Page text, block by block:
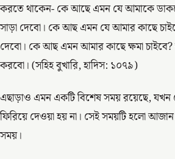
করতে থাকেন- কে আছে এমন যে আমাকে
সাড়া দেবো। কে আছ এমন যে আমার কাছে
দেবো। কে আছ এমন আমার কাছে ক্ষমা চাইবে?
করবো। (সহিহ বুখারি, হাদিস: ১০৭৯)
এছাড়াও এমন একটি বিশেষ সময় রয়েছে, যখন
ফিরিয়ে দেওয়া হয় না। সেই সময়টি হলো
সময়।